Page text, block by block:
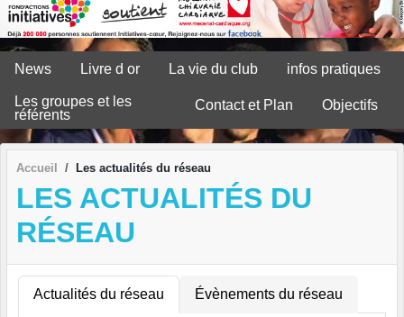
News Livre d or La vie du club infos pratiques
Les groupes et les
référents
Contact et Plan Objectifs
Accueil Les actualités du réseau
LES ACTUALITÉS DU
RÉSEAU
Actualités du réseau Évènements du réseau